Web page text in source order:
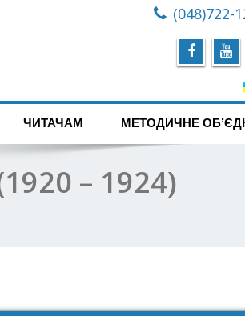
(048)722-
ЧИТАЧАМ МЕТОДИЧНЕ
– 1924)